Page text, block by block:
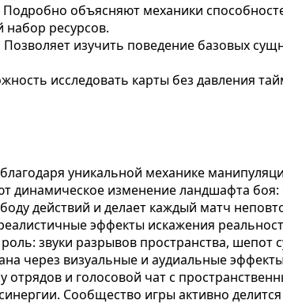
Подробно объясняют механики
набор ресурсов.
Позволяет изучить поведение базовых
исследовать карты без давления
уникальной механике
изменение ландшафта боя:
действий и делает каждый матч
эффекты искажения
звуки разрывов пространства,
через визуальные и аудиальные
и голосовой чат с
Сообщество игры активно